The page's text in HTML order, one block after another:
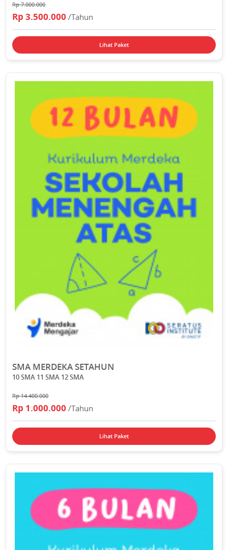
Rp 7.000.000
Rp 3.500.000/Tahun
Lihat Paket
SMA MERDEKA SETAHUN
10 SMA 11 SMA 12 SMA
Rp 14.400.000
Rp 1.000.000/Tahun
Lihat Paket